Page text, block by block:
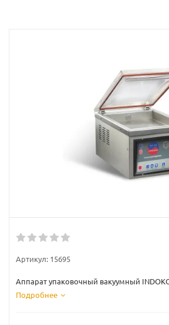
Артикул: 15695
Аппарат упаковочный вакуумный
Подробнее